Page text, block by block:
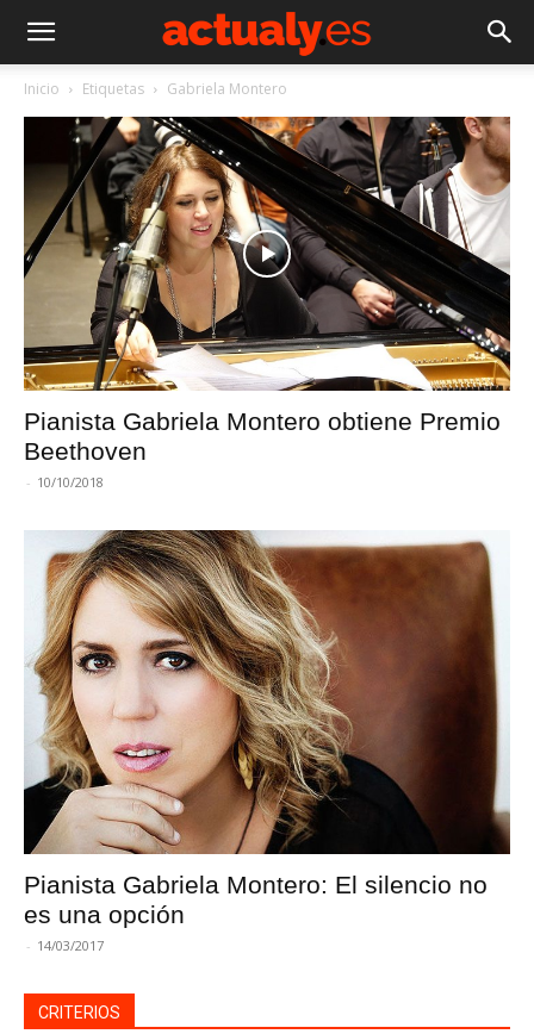
Inicio Etiquetas Gabriela Montero
Pianista Gabriela Montero obtiene Premio
Beethoven
- 10/10/2018
Pianista Gabriela Montero: El silencio no
es una opción
- 14/03/2017
CRITERIOS